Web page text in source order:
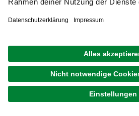
einer bestimmten Größe meist
können die Bestimmungen je nach
oft erforderlich. Es empfiehlt sich,
örtlichen Bauamt nachzufragen.
mehr als nur Wetterschutz – sie sind
Gestaltungselement für Deinen
schützen nicht nur Dich und Deine